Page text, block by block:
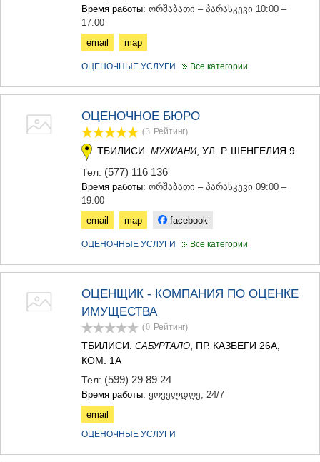
АХАЛКАЛАКИ
НИНОЦМИНДА
БАКУРИАНИ
ВАЛЕ
КВЕМО КАРТЛИ
ТЕТРИЦКАРО
КАСПИ
ХАШУРИ
Время работы: ორშაბათი – პარასკევი 10:00 –
17:00
email
map
ОЦЕНОЧНЫЕ УСЛУГИ Все категории
ОЦЕНОЧНОЕ БЮРО
(3 Рейтинг)
ТБИЛИСИ. МУХИАНИ, УЛ. Р. ШЕНГЕЛИЯ 9
Тел: (577) 116 136
Время работы: ორშაბათი – პარასკევი 09:00 –
19:00
email
map facebook
ОЦЕНОЧНЫЕ УСЛУГИ Все категории
ОЦЕНЩИК - КОМПАНИЯ ПО ОЦЕНКЕ
ИМУЩЕСТВА
(0 Рейтинг)
ТБИЛИСИ. САБУРТАЛО , ПР. КАЗБЕГИ 26А,
КОМ. 1А
Тел: (599) 29 89 24
Время работы: ყოველდღე, 24/7
email
ОЦЕНОЧНЫЕ УСЛУГИ